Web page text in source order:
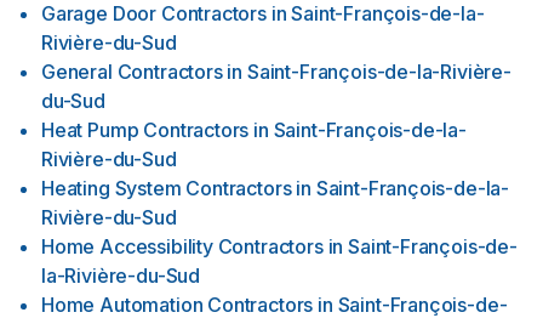
Garage Door Contractors in Saint-François-de-la-
Rivière-du-Sud
General Contractors in Saint-François-de-la-Rivière-
du-Sud
Heat Pump Contractors in Saint-François-de-la-
Rivière-du-Sud
Heating System Contractors in Saint-François-de-la-
Rivière-du-Sud
Home Accessibility Contractors in Saint-François-de-
la-Rivière-du-Sud
Home Automation Contractors in Saint-François-de-